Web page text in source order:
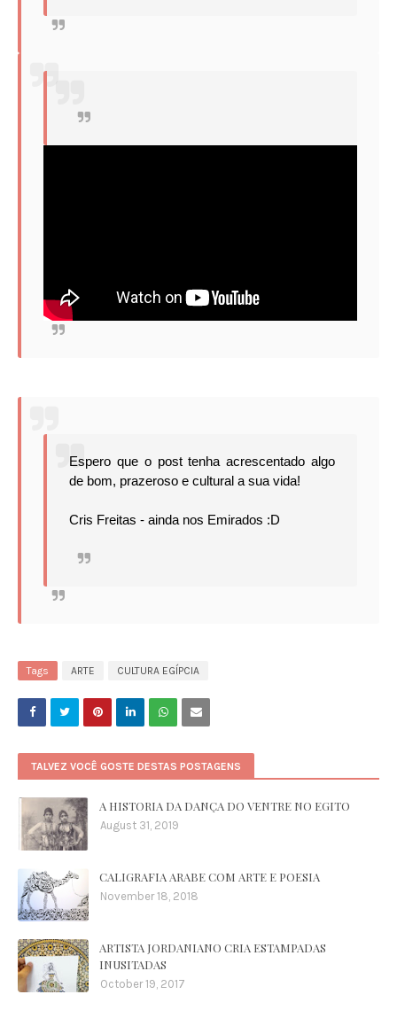
Espero que o post tenha acrescentado algo
de bom, prazeroso e cultural a sua vida!
Cris Freitas - ainda nos Emirados :D
Tags ARTE CULTURA EGÍPCIA
TALVEZ VOCÊ GOSTE DESTAS POSTAGENS
A HISTORIA DA DANÇA DO VENTRE NO EGITO
August 31, 2019
CALIGRAFIA ARABE COM ARTE E POESIA
November 18, 2018
ARTISTA JORDANIANO CRIA ESTAMPADAS
INUSITADAS
October 19, 2017